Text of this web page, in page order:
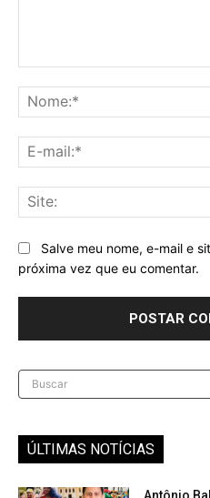
Salve meu nome, e-mail e
próxima vez que eu comentar.
Buscar
ÚLTIMAS NOTÍCIAS